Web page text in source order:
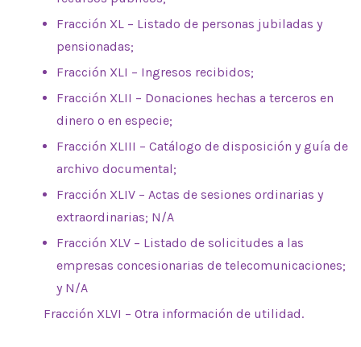
Fracción XL – Listado de personas jubiladas y
pensionadas;
Fracción XLI – Ingresos recibidos;
Fracción XLII – Donaciones hechas a terceros en
dinero o en especie;
Fracción XLIII – Catálogo de disposición y guía de
archivo documental;
Fracción XLIV – Actas de sesiones ordinarias y
extraordinarias; N/A
Fracción XLV – Listado de solicitudes a las
empresas concesionarias de telecomunicaciones;
y N/A
Fracción XLVI – Otra información de utilidad.